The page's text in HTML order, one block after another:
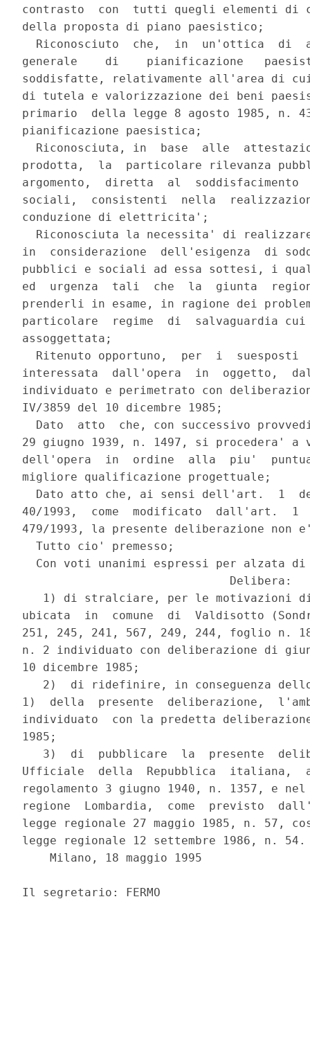
contrasto  con  tutti quegli elementi di
della proposta di piano paesistico;
Riconosciuto  che,  in  un'ottica  di
generale    di    pianificazione
soddisfatte, relativamente all'area di
di tutela e valorizzazione dei beni
primario  della legge 8 agosto 1985, n.
pianificazione paesistica;
Riconosciuta, in  base  alle
prodotta,  la  particolare rilevanza
argomento,  diretta  al
sociali,  consistenti  nella
conduzione di elettricita';
Riconosciuta la necessita' di
in  considerazione  dell'esigenza  di
pubblici e sociali ad essa sottesi, i
ed  urgenza  tali  che  la  giunta
prenderli in esame, in ragione dei
particolare  regime  di  salvaguardia
assoggettata;
Ritenuto opportuno,  per  i  suesposti
interessata  dall'opera  in  oggetto,
individuato e perimetrato con
IV/3859 del 10 dicembre 1985;
Dato  atto  che, con successivo
29 giugno 1939, n. 1497, si procedera'
dell'opera  in  ordine  alla  piu'
migliore qualificazione progettuale;
Dato atto che, ai sensi dell'art.  1
40/1993,  come  modificato  dall'art.
479/1993, la presente deliberazione non
  Tutto cio' premesso;
Con voti unanimi espressi per alzata di
                              Delibera:
1) di stralciare, per le motivazioni
ubicata  in  comune  di  Valdisotto
251, 245, 241, 567, 249, 244, foglio
n. 2 individuato con deliberazione di
10 dicembre 1985;
2)  di ridefinire, in conseguenza
1)  della  presente  deliberazione,
individuato  con la predetta
1985;
3)  di  pubblicare  la  presente
Ufficiale  della  Repubblica  italiana,
regolamento 3 giugno 1940, n. 1357, e
regione  Lombardia,  come  previsto
legge regionale 27 maggio 1985, n. 57,
legge regionale 12 settembre 1986, n. 54.
    Milano, 18 maggio 1995